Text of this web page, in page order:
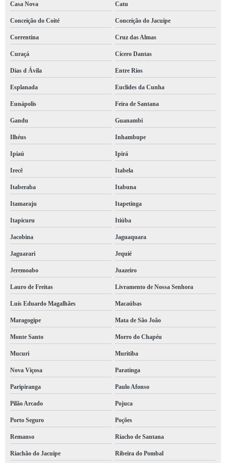
qual o preço de laudo técnico bombeiro Baixa de Quintas
qual o preço de laudo bombeiro hidráulico Monte Serrat
laudo de bombeiro valores Barreiras
laudo bombeiro valores Calabetão
laudo técnico bombeiro valores Costa Azul
qual o preço de laudo de bombeiro Morro do Chapéu
laudo técnico bombeiro Serra do Ramalho
laudo de bombeiro para comércio orçamento Jaguaquara
laudo de bombeiro para comércio valores Matatu de Brotas
laudo de bombeiro para mei Muritiba
qual o preço de laudo do bombeiro Subaúma
laudo de bombeiro para comércio Plataforma
laudo bombeiro clcb valores Lauro de Freitas
orçamento de laudo bombeiro clcb Rio Real
qual o preço de laudo de bombeiro para mei Patamares
laudo do bombeiro para comércio Cícero Dantas
qual o preço de laudo bombeiro condomínio Luís Eduardo Magalhães
qual o preço de laudo bombeiro hidráulico Remanso
laudo bombeiro hidráulico orçamento Barreiras
laudo de bombeiro valores Campo Grande
qual o preço de laudo de bombeiro para mei Sento Sé
laudo de bombeiro para mei orçamento Poções
Casa Nova Catu
Conceição do Coité Conceição do Jacuípe
Correntina Cruz das Almas
Curaçá Cícero Dantas
Dias d Ávila Entre Rios
Esplanada Euclides da Cunha
Eunápolis Feira de Santana
Gandu Guanambi
Ilhéus Inhambupe
Ipiaú Ipirá
Irecê Itabela
Itaberaba Itabuna
Itamaraju Itapetinga
Itapicuru Itiúba
Jacobina Jaguaquara
Jaguarari Jequié
Jeremoabo Juazeiro
Lauro de Freitas Livramento de Nossa Senhora
Luís Eduardo Magalhães Macaúbas
Maragogipe Mata de São João
Monte Santo Morro do Chapéu
Mucuri Muritiba
Nova Viçosa Paratinga
Paripiranga Paulo Afonso
Pilão Arcado Pojuca
Porto Seguro Poções
Remanso Riacho de Santana
Riachão do Jacuípe Ribeira do Pombal